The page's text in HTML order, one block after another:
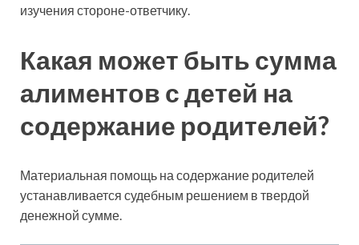
изучения стороне-ответчику.
Какая может быть сумма
алиментов с детей на
содержание родителей?
Материальная помощь на содержание родителей
устанавливается судебным решением в твердой
денежной сумме.